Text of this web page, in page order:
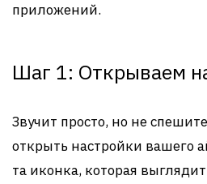
приложений.
Шаг 1: Открываем
Звучит просто, но не
открыть настройки вашего
та иконка, которая